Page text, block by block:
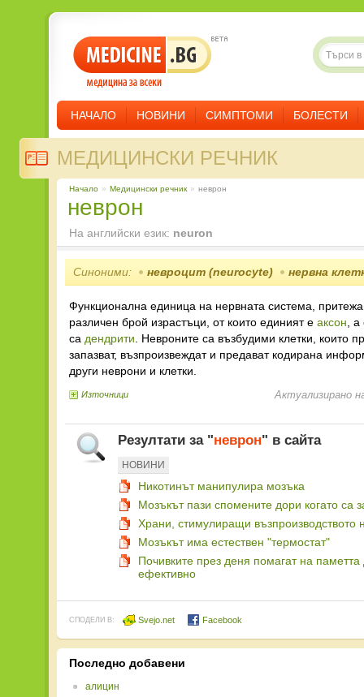
НАЧАЛО НОВИНИ СИМПТОМИ БОЛЕСТИ
МЕДИЦИНСКИ РЕЧНИК
Начало » Медицински речник » неврон
неврон
На английски език: neuron
Синоними: невроцит (neurocyte) нервна
Функционална единица на нервната система,
различен брой израстъци, от които единият е аксон ,
са дендрити . Невроните са възбудими клетки, които
запазват, възпроизвеждат и предават кодирана
други неврони и клетки.
Източници Актуализирано
Резултати за "неврон" в сайта
НОВИНИ
Никотинът манипулира мозъка
Мозъкът пази спомените дори когато са
Храни, стимулиращи възпроизводството
Мозъкът има естествен "термостат"
Почивките през деня помагат на паметта
ефективно
СПОДЕЛИ В: Svejo.net Facebook
Последно добавени
алицин